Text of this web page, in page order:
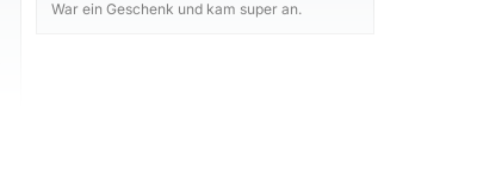
War ein Geschenk und kam super an.